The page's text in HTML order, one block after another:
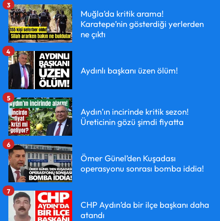
Muğla’da kritik arama!
Karatepe’nin gösterdiği yerlerden
ne çıktı
3
Aydınlı başkanı üzen ölüm!
4
Aydın’ın incirinde kritik sezon!
Üreticinin gözü şimdi fiyatta
5
Ömer Günel’den Kuşadası
operasyonu sonrası bomba iddia!
6
CHP Aydın’da bir ilçe başkanı daha
atandı
7